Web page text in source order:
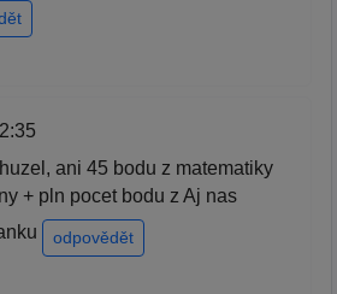
ani 45 bodu z matematiky
+ pln pocet bodu z Aj nas
odpovědět